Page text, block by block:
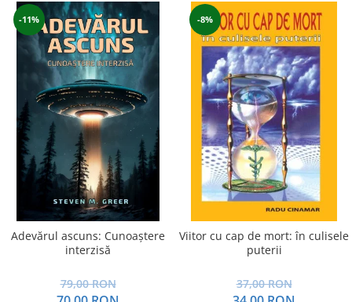
-11%
Adevărul ascuns: Cunoaștere
interzisă
79,00 RON
-8%
Viitor cu cap de mort: în culisele
puterii
37,00 RON